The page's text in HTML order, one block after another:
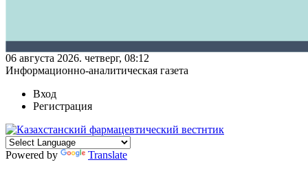
06 августа 2026. четверг, 08:12
Информационно-аналитическая газета
Вход
Регистрация
Powered by Translate